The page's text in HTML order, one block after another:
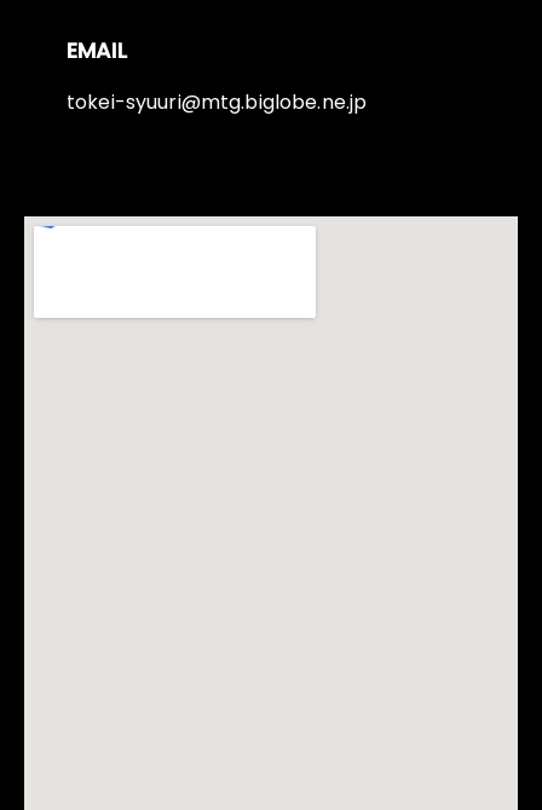
EMAIL
tokei-syuuri@mtg.biglobe.ne.jp